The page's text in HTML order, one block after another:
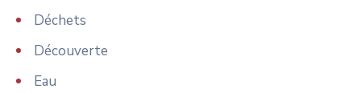
Déchets
Découverte
Eau